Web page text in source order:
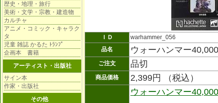
歴史・地理・旅行
美術・文学・宗教・建造物
カルチャ
アニメ・コミック・キャラク
タ
児童 雑誌 かるた ﾄﾗﾝﾌﾟ
企画本 書籍
アーティスト・出版社
サイン本
作家・出版社
その他
ＩＤ
warhammer_056
品名
ウォーハンマー
ご注文 品切
商品価格 2,399円 （税込）
ウォーハンマー